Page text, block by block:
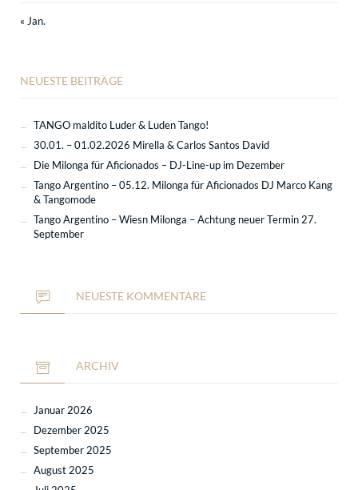
« Jan.
NEUESTE BEITRÄGE
TANGO maldito Luder & Luden Tango!
30.01. – 01.02.2026 Mirella & Carlos Santos David
Die Milonga für Aficionados – DJ-Line-up im Dezember
Tango Argentino – 05.12. Milonga für Aficionados DJ Marco Kang
& Tangomode
Tango Argentino – Wiesn Milonga – Achtung neuer Termin 27.
September
NEUESTE KOMMENTARE
ARCHIV
Januar 2026
Dezember 2025
September 2025
August 2025